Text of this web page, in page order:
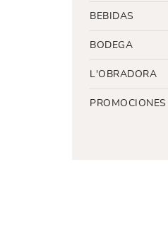
BEBIDAS
BODEGA
L'OBRADORA
PROMOCIONES